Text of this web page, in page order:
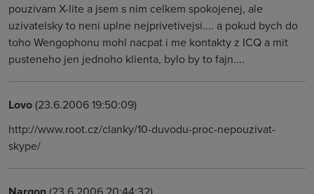
pouzivam X-lite a jsem s nim celkem spokojenej, ale
uzivatelsky to neni uplne nejprivetivejsi.... a pokud bych do
toho Wengophonu mohl nacpat i me kontakty z ICQ a mit
pusteneho jen jednoho klienta, bylo by to fajn....
Lovo(23.6.2006 19:50:09)
http://www.root.cz/clanky/10-duvodu-proc-nepouzivat-
skype/